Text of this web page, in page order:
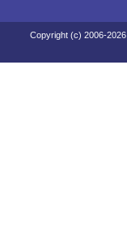
Copyright (c) 2006-